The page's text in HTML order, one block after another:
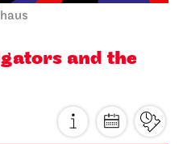
and the